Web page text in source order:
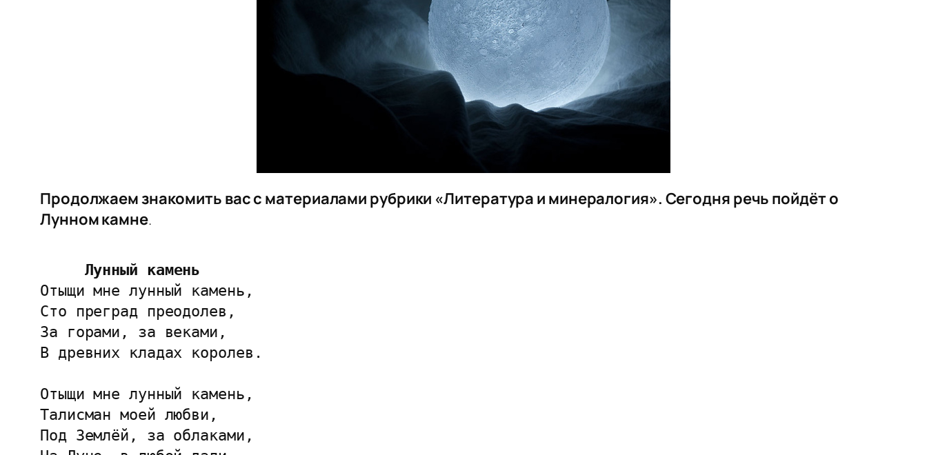
Продолжаем знакомить вас с материалами рубрики «Литература и минералогия». Сегодня речь пойдёт о
Лунном камне.
Лунный камень
Отыщи мне лунный камень,
Сто преград преодолев,
За горами, за веками,
В древних кладах королев.
Отыщи мне лунный камень,
Талисман моей любви,
Под Землёй, за облаками,